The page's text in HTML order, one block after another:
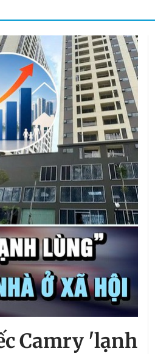
Camry 'lạnh